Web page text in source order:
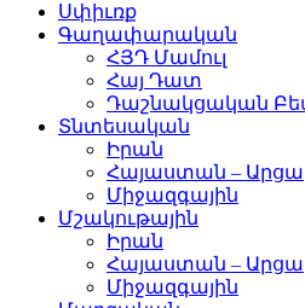
Սփիւռք
Գաղափարական
ՀՅԴ Մամուլ
Հայ Դատ
Դաշնակցական
Տնտեսական
Իրան
Հայաստան –
Միջազգային
Մշակութային
Իրան
Հայաստան –
Միջազգային